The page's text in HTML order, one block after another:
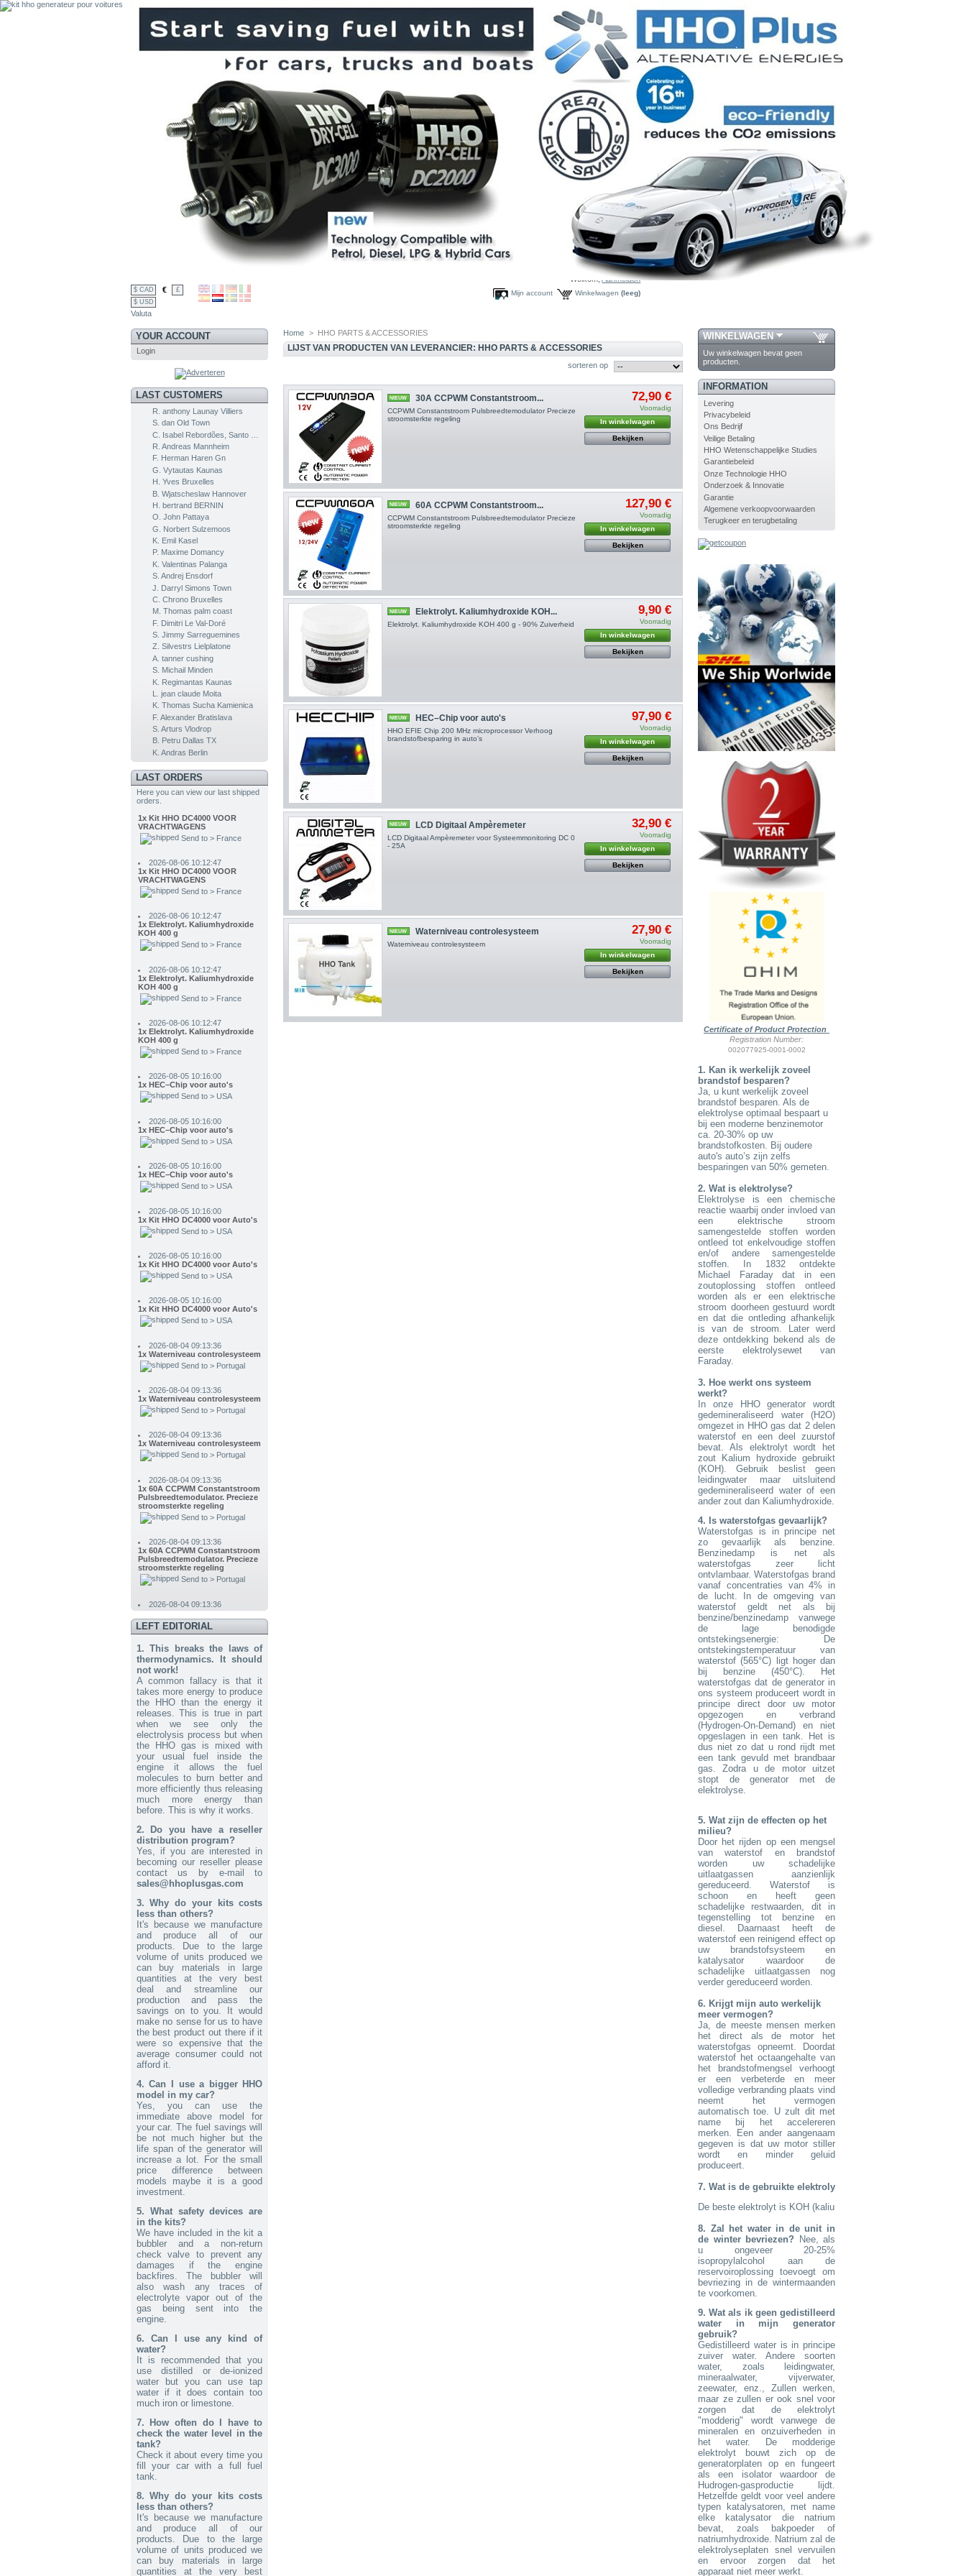
$ CAD €
£
$ USD
Valuta
Welkom,Aanmelden
Winkelwagen (leeg)
Mijn account
YOUR ACCOUNT
Login
LAST CUSTOMERS
R. anthony Launay Villiers
S. dan Old Town
R. Andreas Mannheim
F. Herman Haren Gn
G. Vytautas Kaunas
H. Yves Bruxelles
B. Wjatscheslaw Hannover
H. bertrand BERNIN
O. John Pattaya
G. Norbert Sulzemoos
K. Emil Kasel
P. Maxime Domancy
K. Valentinas Palanga
S. Andrej Ensdorf
J. Darryl Simons Town
C. Chrono Bruxelles
M. Thomas palm coast
F. Dimitri Le Val-Doré
S. Jimmy Sarreguemines
Z. Silvestrs Lielplatone
A. tanner cushing
S. Michail Minden
K. Regimantas Kaunas
L. jean claude Moita
K. Thomas Sucha Kamienica
F. Alexander Bratislava
S. Arturs Vlodrop
B. Petru Dallas TX
K. Andras Berlin
LAST ORDERS
Here you can view our last shipped
orders.
2026-08-06 10:12:47
1x Kit HHO DC4000 VOOR
Send to > France
2026-08-06 10:12:47
1x Kit HHO DC4000 VOOR
VRACHTWAGENS
2026-08-06 10:12:47
1x Kit HHO DC4000 VOOR
Send to > France
2026-08-06 10:12:47
1x Elektrolyt. Kaliumhydroxide
Send to > France
2026-08-06 10:12:47
1x Elektrolyt. Kaliumhydroxide
Send to > France
2026-08-06 10:12:47
1x Elektrolyt. Kaliumhydroxide
Send to > France
2026-08-05 10:16:00
1x HEC–Chip voor auto's
2026-08-05 10:16:00
1x HEC–Chip voor auto's
2026-08-05 10:16:00
1x HEC–Chip voor auto's
2026-08-05 10:16:00
1x Kit HHO DC4000 voor Auto's
2026-08-05 10:16:00
1x Kit HHO DC4000 voor Auto's
2026-08-05 10:16:00
1x Kit HHO DC4000 voor Auto's
2026-08-04 09:13:36
1x Waterniveau controlesysteem
2026-08-04 09:13:36
1x Waterniveau controlesysteem
2026-08-04 09:13:36
1x Waterniveau controlesysteem
2026-08-04 09:13:36
1x 60A CCPWM Constantstroom
stroomsterkte regeling
Send to > Portugal
2026-08-04 09:13:36
1x 60A CCPWM Constantstroom
stroomsterkte regeling
Send to > Portugal
2026-08-04 09:13:36
1x 60A CCPWM Constantstroom
stroomsterkte regeling
1x Elektrolyt. Kaliumhydroxide
KOH 400 g
2026-08-04 09:13:36
1x Elektrolyt. Kaliumhydroxide
KOH 400 g
Send to > Portugal
2026-08-04 09:13:36
1x Elektrolyt. Kaliumhydroxide
KOH 400 g
Send to > Portugal
2026-07-31 13:14:53
2x Elektrolyt. Kaliumhydroxide
Send to > Germany
2026-07-31 13:14:53
2x Elektrolyt. Kaliumhydroxide
KOH 400 g
Send to > Germany
2026-07-31 13:14:53
2x Elektrolyt. Kaliumhydroxide
KOH 400 g
Send to > Germany
2026-07-30 14:01:43
1x Kit HHO DC3000 voor Auto's
Send to > Netherlands
2026-07-30 14:01:43
1x Kit HHO DC3000 voor Auto's
Send to > Netherlands
2026-07-30 14:01:43
1x Kit HHO DC3000 voor Auto's
2026-07-30 14:01:26
1x Kit HHO DC3000 voor Auto's
Send to > Lithuania
2026-07-30 14:01:26
1x Kit HHO DC3000 voor Auto's
Send to > Lithuania
2026-07-30 14:01:26
1x Kit HHO DC3000 voor Auto's
2026-07-29 14:04:28
1x 30A CCPWM Constantstroom
Pulsbreedtemodulator. Precieze
stroomsterkte regeling
Send to > France
2026-07-29 14:04:28
1x 30A CCPWM Constantstroom
Pulsbreedtemodulator. Precieze
stroomsterkte regeling
2026-07-29 14:04:28
1x 30A CCPWM Constantstroom
Pulsbreedtemodulator. Precieze
stroomsterkte regeling
Send to > France
1x Kit HHO DC3000 voor Auto's
Send to > Belgium
2026-07-29 14:02:53
1x Kit HHO DC3000 voor Auto's
2026-07-29 14:02:53
1x Kit HHO DC3000 voor Auto's
Send to > Belgium
2026-07-29 14:02:53
1x 30A CCPWM Constantstroom
Pulsbreedtemodulator. Precieze
LEFT EDITORIAL
1. This breaks the laws of
thermodynamics. It should
not work!
A common fallacy is that it
takes more energy to produce
the HHO than the energy it
releases. This is true in part
when we see only the
electrolysis process but when
the HHO gas is mixed with
your usual fuel inside the
engine it allows the fuel
molecules to burn better and
more efficiently thus releasing
much more energy than
before. This is why it works.
2. Do you have a reseller
distribution program?
Yes, if you are interested in
becoming our reseller please
contact us by e-mail to
sales@hhoplusgas.com
3. Why do your kits costs
less than others?
It's because we manufacture
and produce all of our
products. Due to the large
volume of units produced we
can buy materials in large
quantities at the very best
deal and streamline our
production and pass the
savings on to you. It would
make no sense for us to have
the best product out there if it
were so expensive that the
average consumer could not
afford it.
4. Can I use a bigger HHO
model in my car?
Yes, you can use the
immediate above model for
your car. The fuel savings will
be not much higher but the
life span of the generator will
increase a lot. For the small
price difference between
models maybe it is a good
investment.
5. What safety devices are
in the kits?
We have included in the kit a
bubbler and a non-return
check valve to prevent any
damages if the engine
backfires. The bubbler will
also wash any traces of
electrolyte vapor out of the
gas being sent into the
engine.
6. Can I use any kind of
water?
It is recommended that you
use distilled or de-ionized
water but you can use tap
water if it does contain too
much iron or limestone.
7. How often do I have to
check the water level in the
tank?
Check it about every time you
fill your car with a full fuel
tank.
8. Why do your kits costs
less than others?
It's because we manufacture
and produce all of our
products. Due to the large
volume of units produced we
can buy materials in large
quantities at the very best
Home > HHO PARTS & ACCESSORIES
LIJST VAN PRODUCTEN VAN LEVERANCIER: HHO PARTS & ACCESSORIES
sorteren op
NIEUW 30A CCPWM Constantstroom...
CCPWM Constantstroom Pulsbreedtemodulator Precieze
stroomsterkte regeling
72,90 €
Voorradig
In winkelwagen
Bekijken
NIEUW 60A CCPWM Constantstroom...
CCPWM Constantstroom Pulsbreedtemodulator Precieze
stroomsterkte regeling
127,90 €
Voorradig
In winkelwagen
Bekijken
NIEUW Elektrolyt. Kaliumhydroxide KOH...
Elektrolyt. Kaliumhydroxide KOH 400 g - 90% Zuiverheid
9,90 €
Voorradig
In winkelwagen
Bekijken
NIEUW HEC–Chip voor auto's
HHO EFIE Chip 200 MHz microprocessor Verhoog
brandstofbesparing in auto’s
97,90 €
Voorradig
In winkelwagen
Bekijken
NIEUW LCD Digitaal Ampèremeter
LCD Digitaal Ampèremeter voor Systeemmonitoring DC 0
- 25A
32,90 €
Voorradig
In winkelwagen
Bekijken
NIEUW Waterniveau controlesysteem
Waterniveau controlesysteem
27,90 €
Voorradig
In winkelwagen
Bekijken
WINKELWAGEN
Uw winkelwagen bevat geen
producten.
INFORMATION
Levering
Privacybeleid
Ons Bedrijf
Veilige Betaling
HHO Wetenschappelijke Studies
Garantiebeleid
Onze Technologie HHO
Onderzoek & Innovatie
Garantie
Algemene verkoopvoorwaarden
Terugkeer en terugbetaling
Certificate of Product Protection
Registration Number:
002077925-0001-0002
1. Kan ik werkelijk zoveel
brandstof besparen?
Ja, u kunt werkelijk zoveel
brandstof besparen. Als de
elektrolyse optimaal bespaart u
bij een moderne benzinemotor
ca. 20-30% op uw
brandstofkosten. Bij oudere
auto's auto’s zijn zelfs
besparingen van 50% gemeten.
2. Wat is elektrolyse?
Elektrolyse is een chemische
reactie waarbij onder invloed van
een elektrische stroom
samengestelde stoffen worden
ontleed tot enkelvoudige stoffen
en/of andere samengestelde
stoffen. In 1832 ontdekte
Michael Faraday dat in een
zoutoplossing stoffen ontleed
worden als er een elektrische
stroom doorheen gestuurd wordt
en dat die ontleding afhankelijk
is van de stroom. Later werd
deze ontdekking bekend als de
eerste elektrolysewet van
Faraday.
3. Hoe werkt ons systeem
werkt?
In onze HHO generator wordt
gedemineraliseerd water (H2O)
omgezet in HHO gas dat 2 delen
waterstof en een deel zuurstof
bevat. Als elektrolyt wordt het
zout Kalium hydroxide gebruikt
(KOH). Gebruik beslist geen
leidingwater maar uitsluitend
gedemineraliseerd water of een
ander zout dan Kaliumhydroxide.
4. Is waterstofgas gevaarlijk?
Waterstofgas is in principe net
zo gevaarlijk als benzine.
Benzinedamp is net als
waterstofgas zeer licht
ontvlambaar. Waterstofgas brand
vanaf concentraties van 4% in
de lucht. In de omgeving van
waterstof geldt net als bij
benzine/benzinedamp vanwege
de lage benodigde
ontstekingsenergie: De
ontstekingstemperatuur van
waterstof (565°C) ligt hoger dan
bij benzine (450°C). Het
waterstofgas dat de generator in
ons systeem produceert wordt in
principe direct door uw motor
opgezogen en verbrand
(Hydrogen-On-Demand) en niet
opgeslagen in een tank. Het is
dus niet zo dat u rond rijdt met
een tank gevuld met brandbaar
gas. Zodra u de motor uitzet
stopt de generator met de
elektrolyse.
5. Wat zijn de effecten op het
milieu?
Door het rijden op een mengsel
van waterstof en brandstof
worden uw schadelijke
uitlaatgassen aanzienlijk
gereduceerd. Waterstof is
schoon en heeft geen
schadelijke restwaarden, dit in
tegenstelling tot benzine en
diesel. Daarnaast heeft de
waterstof een reinigend effect op
uw brandstofsysteem en
katalysator waardoor de
schadelijke uitlaatgassen nog
verder gereduceerd worden.
6. Krijgt mijn auto werkelijk
meer vermogen?
Ja, de meeste mensen merken
het direct als de motor het
waterstofgas opneemt. Doordat
waterstof het octaangehalte van
het brandstofmengsel verhoogt
er een verbeterde en meer
volledige verbranding plaats vind
neemt het vermogen
automatisch toe. U zult dit met
name bij het accelereren
merken. Een ander aangenaam
gegeven is dat uw motor stiller
wordt en minder geluid
produceert.
7. Wat is de gebruikte elektrolyt?
De beste elektrolyt is KOH (kaliumhydroxide). Zeer goedkoop
8. Zal het water in de unit in
de winter bevriezen? Nee, als
u ongeveer 20-25%
isopropylalcohol aan de
reservoiroplossing toevoegt om
bevriezing in de wintermaanden
te voorkomen.
9. Wat als ik geen gedistilleerd
water in mijn generator
gebruik?
Gedistilleerd water is in principe
zuiver water. Andere soorten
water, zoals leidingwater,
mineraalwater, vijverwater,
zeewater, enz., Zullen werken,
maar ze zullen er ook snel voor
zorgen dat de elektrolyt
"modderig" wordt vanwege de
mineralen en onzuiverheden in
het water. De modderige
elektrolyt bouwt zich op de
generatorplaten op en fungeert
als een isolator waardoor de
Hudrogen-gasproductie lijdt.
Hetzelfde geldt voor veel andere
typen katalysatoren, met name
elke katalysator die natrium
bevat, zoals bakpoeder of
natriumhydroxide. Natrium zal de
elektrolyseplaten snel vervuilen
en ervoor zorgen dat het
apparaat niet meer werkt.